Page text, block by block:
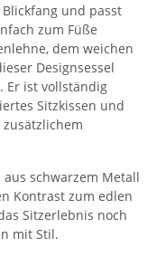
Blickfang und passt
zum Füße
dem weichen
Designsessel
Er ist vollständig
Sitzkissen und
schwarzem Metall
Kontrast zum edlen
Sitzerlebnis noch
mit Stil.